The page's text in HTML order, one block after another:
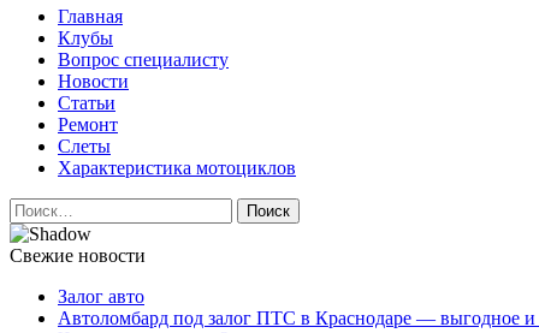
Авто и мото сайт
Главная
Клубы
Вопрос специалисту
Новости
Статьи
Ремонт
Слеты
Характеристика мотоциклов
Найти:
Свежие новости
Залог авто
Автоломбард под залог ПТС в Краснодаре — выгодное